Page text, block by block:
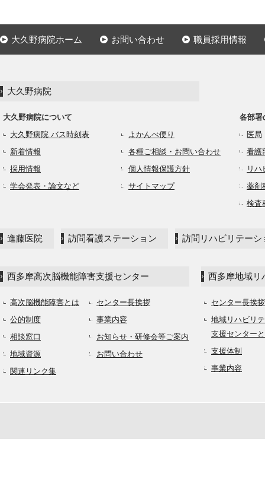
大久野病院ホーム お問い合わせ 職員採用情報
大久野病院
大久野病院について
大久野病院 バス時刻表
よかんべ便り
新着情報
各種ご相談・お問い合わせ
採用情報
個人情報保護方針
学会発表・論文など
サイトマップ
各部署
医局
看護
リ
薬剤
検査
進藤医院 訪問看護ステーション 訪問リハビリテーシ
西多摩高次脳機能障害支援センター
高次脳機能障害とは
公的制度
相談窓口
地域資源
関連リンク集
センター長挨拶
事業内容
お知らせ・研修会等ご案内
お問い合わせ
西多摩地域リ
センター長挨拶
地域リハビリ
支援センター
支援体制
事業内容